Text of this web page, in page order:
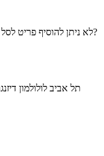
לא ניתן להוסיף פריט לסל ללא בדיקת איזור השילוח. האם ברצונך לסגור?
תל אביב לולולמון